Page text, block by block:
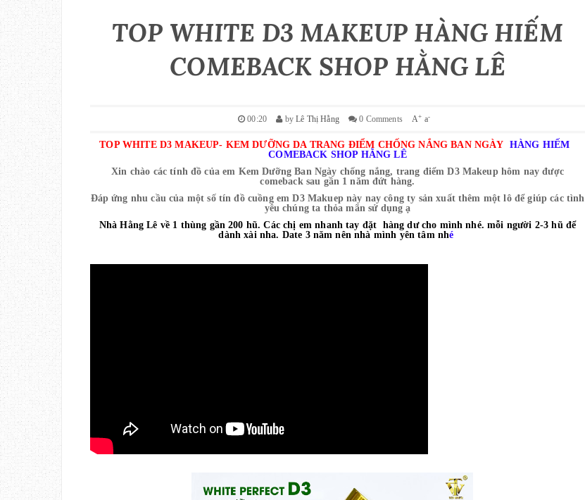
TOP WHITE D3 MAKEUP HÀNG HIẾM
COMEBACK SHOP HẰNG LÊ
00:20 byLê Thị Hằng 0 Comments A+ a-
TOP WHITE D3 MAKEUP- KEM DƯỠNG DA TRANG ĐIỂM CHỐNG NẮNG BAN NGÀY HÀNG HIẾM
COMEBACK SHOP HẰNG LÊ
Xin chào các tính đồ của em Kem DưỡngBan Ngày chống nắng, trang điểm D3 Makeup hôm nay được
comeback sau gần 1 năm đứt hàng.
Đáp ứng nhu cầu của một số tín đồ cuồng em D3 Makuep này nay công ty sản xuất thêm một lô để giúp các tình
yêu chúng ta thỏa mãn sử dụng ạ
Nhà Hằng Lê về 1 thùng gần 200 hũ. Các chị em nhanh tay đặt hàng dư cho mình nhé. mỗi người 2-3 hũ để
dành xài nha. Date 3 năm nên nhà mình yên tâm nhé